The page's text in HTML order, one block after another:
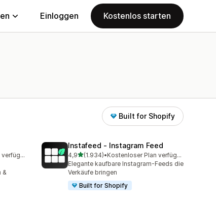
Einloggen Kostenlos starten
Built for Shopify
Kostenloser Plan verfügbar
&
Instafeed ‑ Instagram Feed
4,9von 5 Sternen
(1.934)
1934 Rezensionen insgesamt
•
Kostenloser Plan verfügbar
Elegante kaufbare Instagram-Feeds die
Verkäufe bringen
Built for Shopify